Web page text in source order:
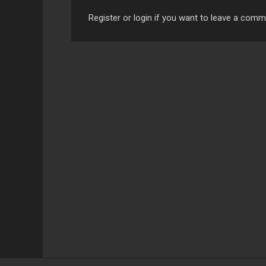
Register or login if you want to leave a